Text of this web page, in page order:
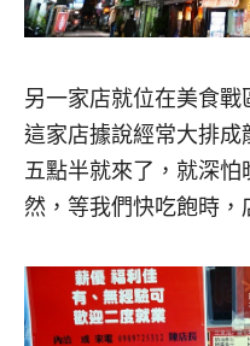
另一家店就位在美食
這家店據說經常大排
五點半就來了，就深
然，等我們快吃飽時，